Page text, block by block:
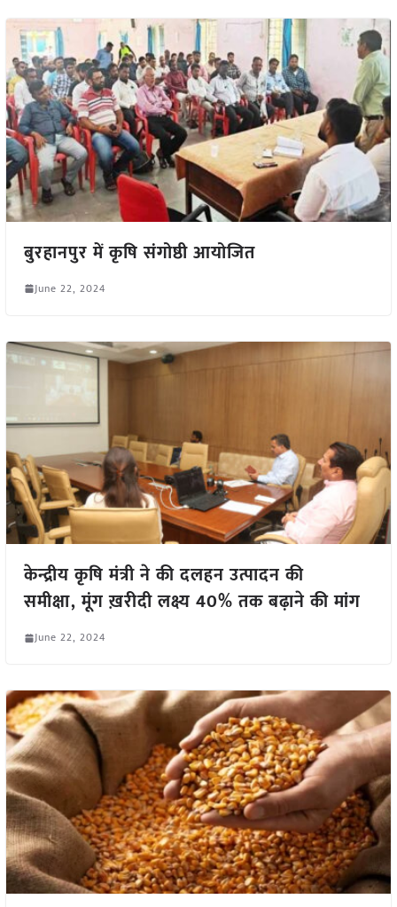
बुरहानपुर में कृषि संगोष्ठी आयोजित
June 22, 2024
केन्द्रीय कृषि मंत्री ने की दलहन उत्पादन की
समीक्षा, मूंग ख़रीदी लक्ष्य 40% तक बढ़ाने की मांग
June 22, 2024